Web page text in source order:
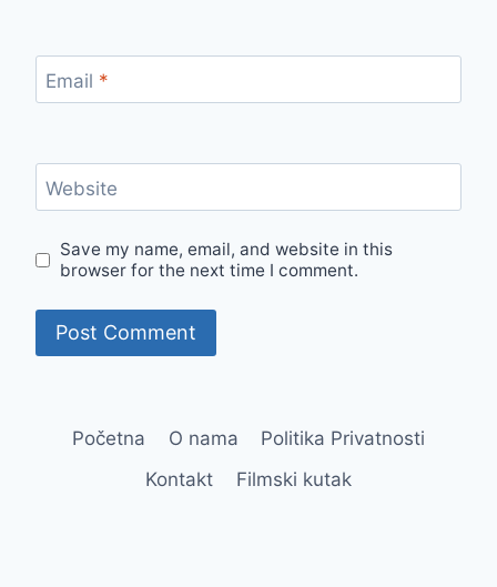
Email *
Website
Save my name, email, and website in this
browser for the next time I comment.
Početna O nama
Politika Privatnosti
Kontakt
Filmski kutak